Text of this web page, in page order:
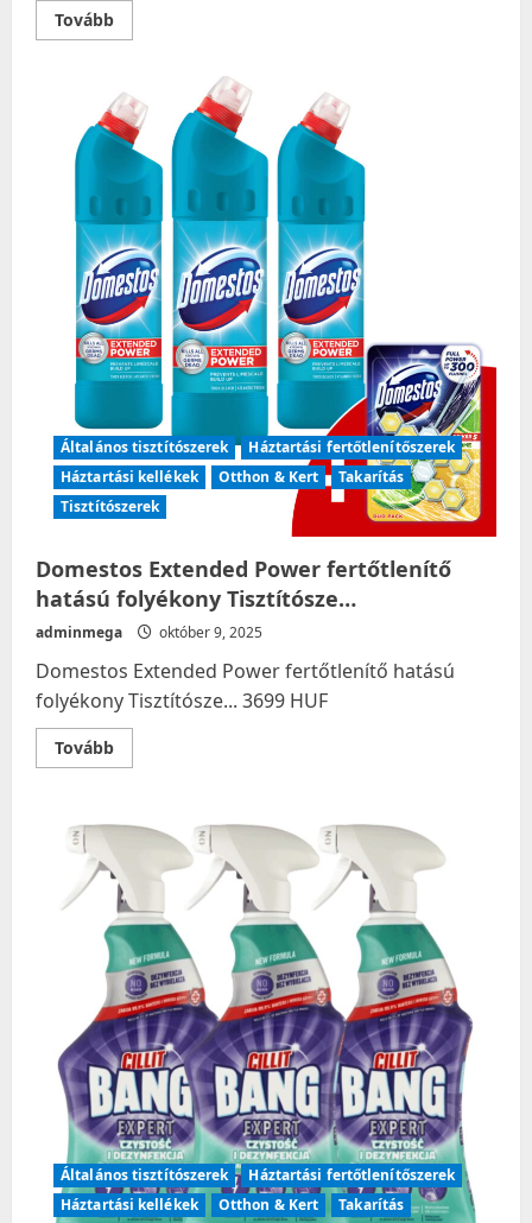
TovábbRead
more
Otthon
Csomag
+
Ajándék
Domestos
WC
rúd
Általános tisztítószerek
Háztartási fertőtlenítőszerek
Háztartási kellékek
Otthon & Kert
Takarítás
Tisztítószerek
Domestos Extended Power fertőtlenítő
hatású folyékony Tisztítósze…
adminmega október 9, 2025
Domestos Extended Power fertőtlenítő hatású
folyékony Tisztítósze... 3699 HUF
TovábbRead
more
Power
fertőtlenítő
hatású
folyékony
Tisztítósze…
Általános tisztítószerek
Háztartási fertőtlenítőszerek
Háztartási kellékek
Otthon & Kert
Takarítás